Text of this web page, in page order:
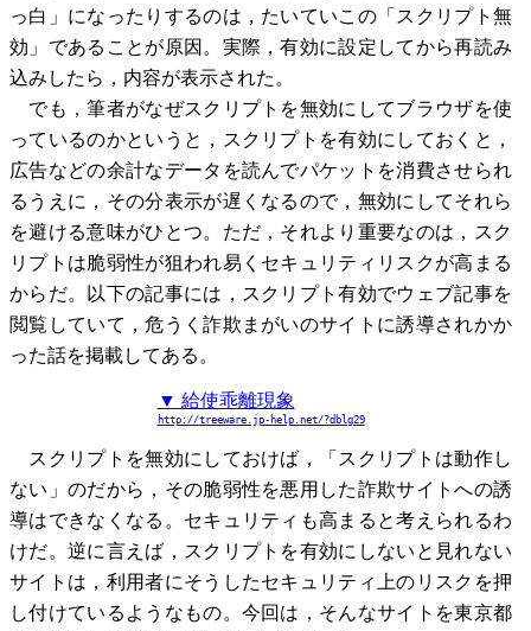
っ白」になったりするのは，たいていこの「スクリプト無
効」であることが原因。実際，有効に設定してから再読み
込みしたら，内容が表示された。
でも，筆者がなぜスクリプトを無効にしてブラウザを使
っているのかというと，スクリプトを有効にしておくと，
広告などの余計なデータを読んでパケットを消費させられ
るうえに，その分表示が遅くなるので，無効にしてそれら
を避ける意味がひとつ。ただ，それより重要なのは，スク
リプトは脆弱性が狙われ易くセキュリティリスクが高まる
からだ。以下の記事には，スクリプト有効でウェブ記事を
閲覧していて，危うく詐欺まがいのサイトに誘導されかか
った話を掲載してある。
▼ 給使乖離現象
http://treeware.jp-help.net/?dblg29
スクリプトを無効にしておけば，「スクリプトは動作し
ない」のだから，その脆弱性を悪用した詐欺サイトへの誘
導はできなくなる。セキュリティも高まると考えられるわ
けだ。逆に言えば，スクリプトを有効にしないと見れない
サイトは，利用者にそうしたセキュリティ上のリスクを押
し付けているようなもの。今回は，そんなサイトを東京都